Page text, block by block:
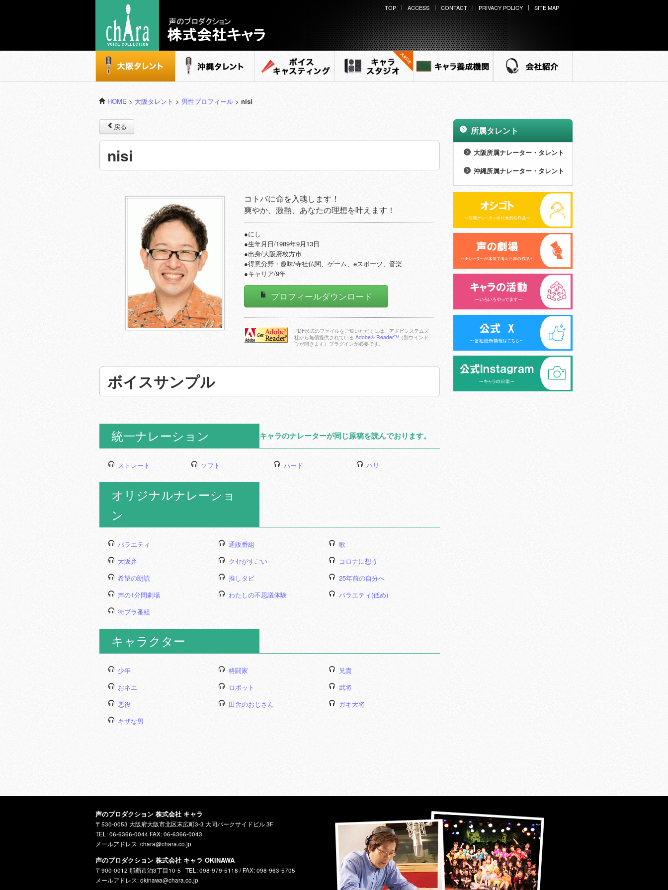
声のプロダクション - 株式会社キャラ
TOP ACCESS CONTACT PRIVACY POLICY SITE MAP
大阪タレント 沖縄タレント
HOME > 大阪タレント > 男性プロフィール > nisi
戻る
nisi
コトバに命を入魂します！
爽やか、激熱、あなたの理想を叶えます！
●にし
●生年月日/1989年9月13日
●出身/大阪府枚方市
●得意分野・趣味/寺社仏閣、ゲーム、eスポーツ、音楽
●キャリア/9年
プロフィールダウンロード
ドする
PDF形式のファイルをご覧いただくには、アドビシステムズ
社から無償提供されている Adobe® Reader™（別ウインド
ウが開きます）プラグインが必要です。
ボイスサンプル
統一ナレーション キャラのナレーターが同じ原稿を読んでおります。
ストレート ソフト ハード ハリ
オリジナルナレーショ
ン
バラエティ 通販番組
歌
大阪弁
クセがすごい
コロナに想う
希望の朗読
推しタビ
25年前の自分へ
声の1分間劇場
わたしの不思議体験
バラエティ(低め)
街ブラ番組
キャラクター
少年 格闘家
兄貴
おネエ
ロボット
武将
悪役
田舎のおじさん
ガキ大将
キザな男
>
所属タレント
大阪所属ナレーター・タレント
男性 (27名)
>
外様倶楽部 (15名)
シニア声優大学校 (6名)
沖縄所属ナレーター・タレント
男性 (8名)
>
女性 (21名)
>
NEW WINGS (7名)
外様倶楽部 (9名)
>
キャラキッズ (10名)
声のプロダクション 株式会社 キャラ
〒530-0053 大阪府大阪市北区末広町3-3 大同パークサイドビル 3F
TEL: 06-6366-0044 FAX: 06-6366-0043
メールアドレス: chara@chara.co.jp
声のプロダクション 株式会社 キャラ OKINAWA
〒900-0012 那覇市泊3丁目10-5
TEL: 098-979-5118 / FAX: 098-963-5705
メールアドレス: okinawa@chara.co.jp